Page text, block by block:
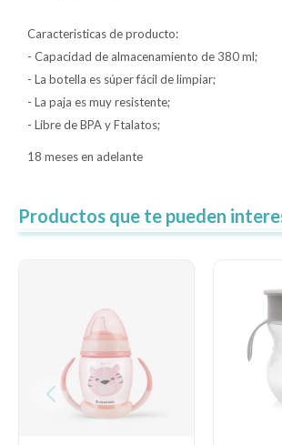
Caracteristicas de producto:
- Capacidad de almacenamiento de 380 ml;
- La botella es súper fácil de limpiar;
- La paja es muy resistente;
- Libre de BPA y Ftalatos;
18 meses en adelante
Productos que te pueden
Contacto
Local MVD Kids